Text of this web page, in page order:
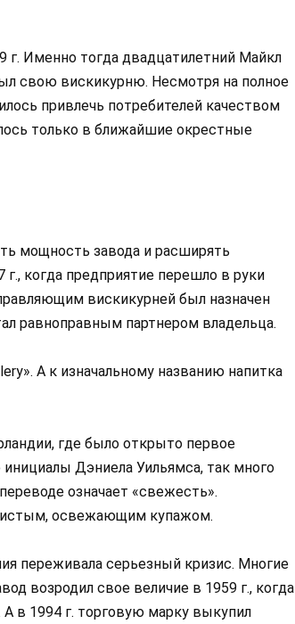
г. Именно тогда двадцатилетний Майкл
свою вискикурню. Несмотря на полное
привлечь потребителей качеством
только в ближайшие окрестные
мощность завода и расширять
когда предприятие перешло в руки
вискикурней был назначен
равноправным партнером владельца.
А к изначальному названию напитка
где было открыто первое
Дэниела Уильямса, так много
означает «свежесть».
чистым, освежающим купажом.
переживала серьезный кризис. Многие
возродил свое величие в 1959 г., когда
в 1994 г. торговую марку выкупил